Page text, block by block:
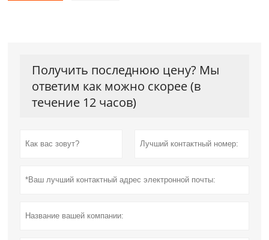
Получить последнюю цену? Мы
ответим как можно скорее (в
течение 12 часов)